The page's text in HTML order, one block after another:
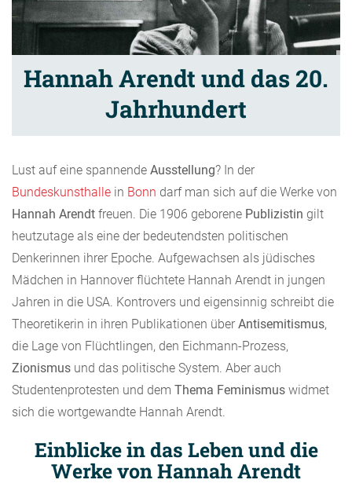
Hannah Arendt und das 20.
Jahrhundert
Lust auf eine spannende Ausstellung? In der
Bundeskunsthalle in Bonn darf man sich auf die Werke von
Hannah Arendt freuen. Die 1906 geborene Publizistin gilt
heutzutage als eine der bedeutendsten politischen
Denkerinnen ihrer Epoche. Aufgewachsen als jüdisches
Mädchen in Hannover flüchtete Hannah Arendt in jungen
Jahren in die USA. Kontrovers und eigensinnig schreibt die
Theoretikerin in ihren Publikationen über Antisemitismus,
die Lage von Flüchtlingen, den Eichmann-Prozess,
Zionismus und das politische System. Aber auch
Studentenprotesten und dem Thema Feminismus widmet
sich die wortgewandte Hannah Arendt.
Einblicke in das Leben und die
Werke von Hannah Arendt